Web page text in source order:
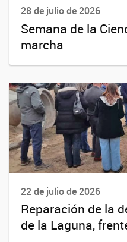
28 de julio de 2026
Semana de la
marcha
22 de julio de 2026
Reparación de la
de la Laguna,